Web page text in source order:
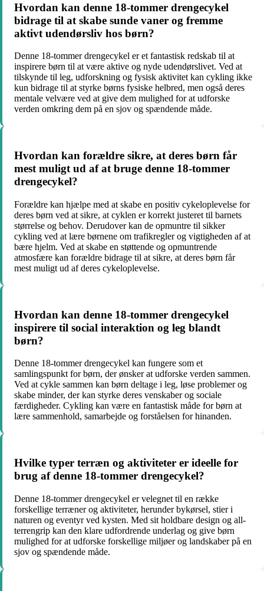
Hvordan kan denne 18-tommer drengecykel
bidrage til at skabe sunde vaner og fremme
aktivt udendørsliv hos børn?
Denne 18-tommer drengecykel er et fantastisk redskab til at
inspirere børn til at være aktive og nyde udendørslivet. Ved at
tilskynde til leg, udforskning og fysisk aktivitet kan cykling ikke
kun bidrage til at styrke børns fysiske helbred, men også deres
mentale velvære ved at give dem mulighed for at udforske
verden omkring dem på en sjov og spændende måde.
Hvordan kan forældre sikre, at deres børn får
mest muligt ud af at bruge denne 18-tommer
drengecykel?
Forældre kan hjælpe med at skabe en positiv cykeloplevelse for
deres børn ved at sikre, at cyklen er korrekt justeret til barnets
størrelse og behov. Derudover kan de opmuntre til sikker
cykling ved at lære børnene om trafikregler og vigtigheden af at
bære hjelm. Ved at skabe en støttende og opmuntrende
atmosfære kan forældre bidrage til at sikre, at deres børn får
mest muligt ud af deres cykeloplevelse.
Hvordan kan denne 18-tommer drengecykel
inspirere til social interaktion og leg blandt
børn?
Denne 18-tommer drengecykel kan fungere som et
samlingspunkt for børn, der ønsker at udforske verden sammen.
Ved at cykle sammen kan børn deltage i leg, løse problemer og
skabe minder, der kan styrke deres venskaber og sociale
færdigheder. Cykling kan være en fantastisk måde for børn at
lære sammenhold, samarbejde og forståelsen for hinanden.
Hvilke typer terræn og aktiviteter er ideelle for
brug af denne 18-tommer drengecykel?
Denne 18-tommer drengecykel er velegnet til en række
forskellige terræner og aktiviteter, herunder bykørsel, stier i
naturen og eventyr ved kysten. Med sit holdbare design og all-
terrengrip kan den klare udfordrende underlag og give børn
mulighed for at udforske forskellige miljøer og landskaber på en
sjov og spændende måde.